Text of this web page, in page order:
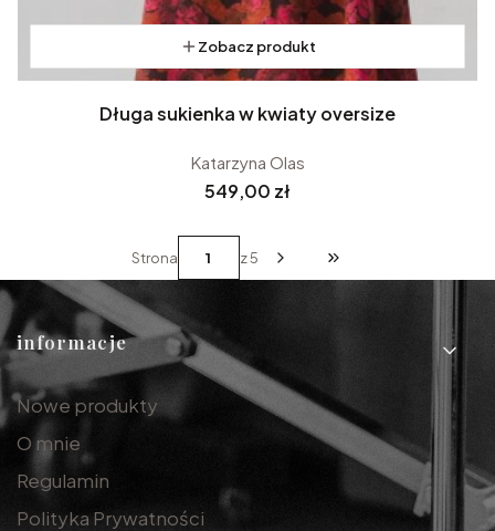
Zobacz produkt
Długa sukienka w kwiaty oversize
Katarzyna Olas
Cena
549,00 zł
Strona z 5
Przejdź do ostatniej
Linki w stopce
informacje
Nowe produkty
O mnie
Regulamin
Polityka Prywatności